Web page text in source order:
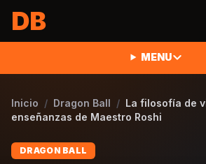
DB
MENU
Inicio / Dragon Ball / La filosofía de
enseñanzas de Maestro Roshi
DRAGON BALL